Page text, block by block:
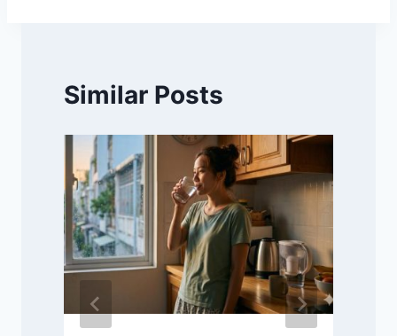
Similar Posts